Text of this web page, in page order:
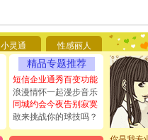
小灵通 性感丽人
精品专题推荐
短信企业通秀百变功能
浪漫情怀一起漫步音乐
同城约会今夜告别寂寞
敢来挑战你的球技吗？
你太多，
要平安！
[圣诞节]
能正大光
天都要快
[圣诞节]
如意,快
[元旦]看
断电。爱
你是我专